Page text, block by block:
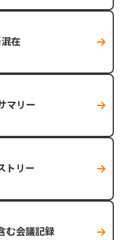
在
マリー
トリー
む会議記録